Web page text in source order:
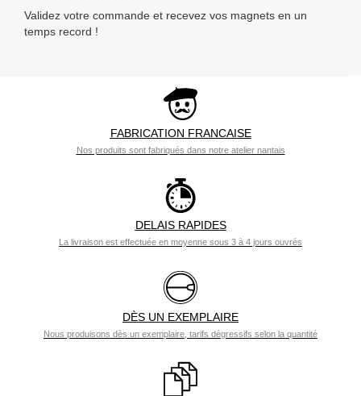
Validez votre commande et recevez vos magnets en un
temps record !
FABRICATION FRANCAISE
Nos produits sont fabriqués dans notre atelier nantais
DELAIS RAPIDES
La livraison est effectuée en moyenne sous 3 à 4 jours ouvrés
DÈS UN EXEMPLAIRE
Nous produisons dès un exemplaire, tarifs dégressifs selon la quantité